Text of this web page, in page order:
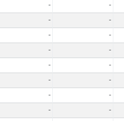
- -
- -
- -
- -
- -
- -
- -
- -